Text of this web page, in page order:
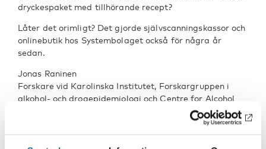
dryckespaket med tillhörande recept?
Låter det orimligt? Det gjorde självscanningskassor och
onlinebutik hos Systembolaget också för några år
sedan.
Jonas Raninen
Forskare vid Karolinska Institutet, Forskargruppen i
alkohol- och drogepidemiologi och Centre for Alcohol
DELA